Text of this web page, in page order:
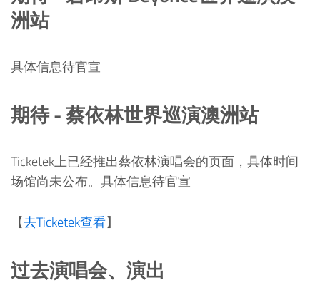
洲站
具体信息待官宣
期待 - 蔡依林世界巡演澳洲站
Ticketek上已经推出蔡依林演唱会的页面，具体时间
场馆尚未公布。具体信息待官宣
【去Ticketek查看】
过去演唱会、演出